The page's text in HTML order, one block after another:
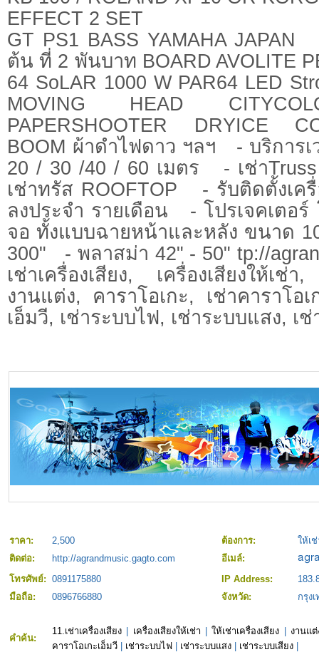
EFFECT 2 SET
GT PS1 BASS YAMAHA
ต้น ที่ 2 พันบาท BOARD AVOLITE
64 SoLAR 1000 W PAR64 LED
MOVING HEAD
PAPERSHOOTER DRYICE
BOOM ผ้าดำไฟดาว ฯลฯ - บริการ
20 / 30 /40 / 60 เมตร - เช่า
เช่าทรัส ROOFTOP - รับติดตั้งเครื่
ลงประจำ รายเดือน - โปรเจคเตอร์
จอ ทั้งแบบฉายหน้าและหลัง ขนาด
300" - พลาสม่า 42" - 50" tp://
เช่าเครื่องเสียง, เครื่องเสียงให้เช่า
งานแต่ง, คาราโอเกะ, เช่าคาราโอเ
เอ็มวี, เช่าระบบไฟ, เช่าระบบแสง, เช่
ราคา: 2,500 ต้องการ:
ให้เ
ติดต่อ:
http://agrandmusic.gagto.com
อีเมล์:
โทรศัพย์: 0891175880 IP Address:
มือถือ:
0896766880 จังหวัด: กรุง
คำค้น:
11.เช่าเครื่องเสียง เครื่องเสียงให้เช่า |ให้เช่าเครื่องเสียง
งานแต่
คาราโอเกะเอ็มวี
เช่าระบบไฟ เช่าระบบแสง เช่าระบบเสียง